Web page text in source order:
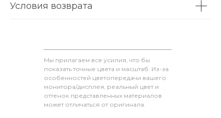
Условия возврата
Мы прилагаем все усилия, что бы
показать точные цвета и масштаб. Из-за
особенностей цветопередачи вашего
монитора/дисплея, реальный цвет и
оттенок представленных материалов
может отличаться от оригинала.